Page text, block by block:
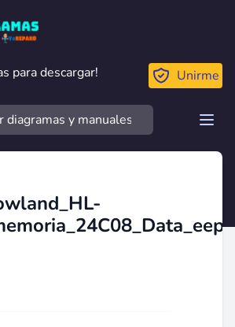
para descargar!
para descargar! Unirme